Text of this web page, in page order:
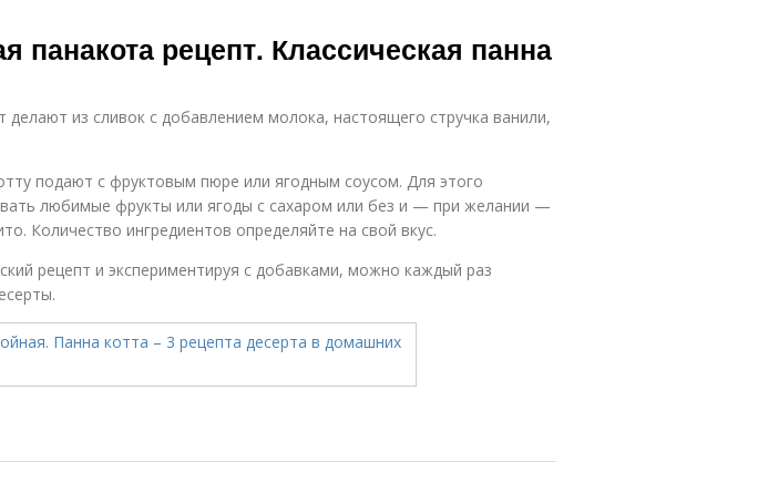
панакота рецепт. Классическая панна
делают из сливок с добавлением молока, настоящего стручка ванили,
подают с фруктовым пюре или ягодным соусом. Для этого
любимые фрукты или ягоды с сахаром или без и — при желании —
Количество ингредиентов определяйте на свой вкус.
рецепт и экспериментируя с добавками, можно каждый раз